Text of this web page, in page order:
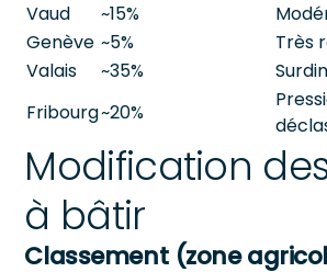
Vaud
~15%
Genève ~5%
Très
Valais
~35%
Fribourg~20%
Modification
à bâtir
Classement (zone